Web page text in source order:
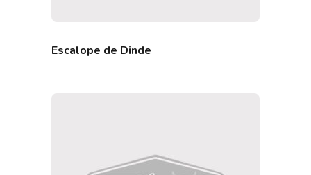
Escalope de Dinde